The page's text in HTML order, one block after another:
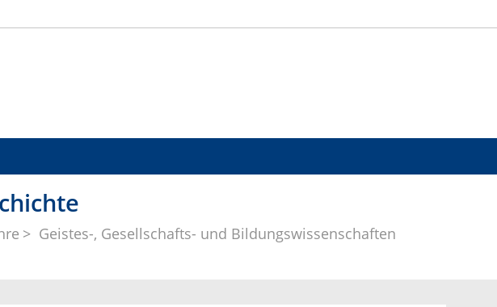
Geistes-, Gesellschafts- und Bildungswissenschaften